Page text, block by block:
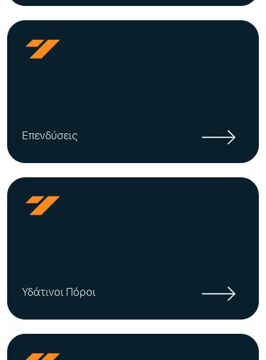
Επενδύσεις
Υδάτινοι Πόροι